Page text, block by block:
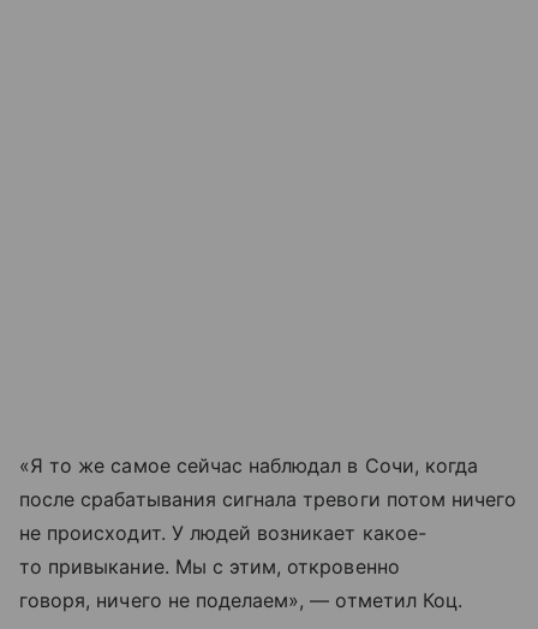
«Я то же самое сейчас наблюдал в Сочи, когда
после срабатывания сигнала тревоги потом ничего
не происходит. У людей возникает какое-
то привыкание. Мы с этим, откровенно
говоря, ничего не поделаем», — отметил Коц.